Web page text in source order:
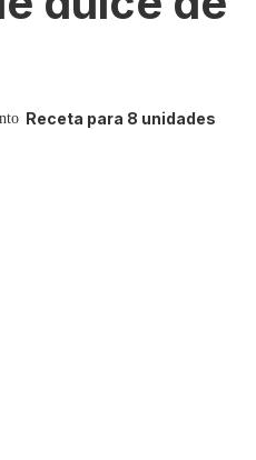
Receta para 8 unidades